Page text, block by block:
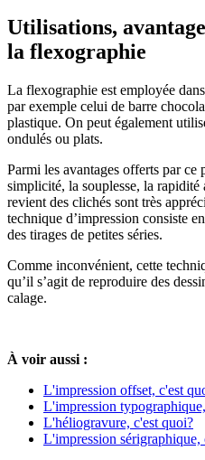
Utilisations,
la flexographie
La flexographie est employée
par exemple celui de barre
plastique. On peut également
ondulés ou plats.
Parmi les avantages offerts par ce
simplicité, la souplesse, la rapidité
revient des clichés sont très
technique d’impression consiste
des tirages de petites séries.
Comme inconvénient, cette
qu’il s’agit de reproduire des
calage.
À voir aussi :
L'impression offset, c'est
L'impression
L'héliogravure, c'est quoi?
L'impression sérigraphique,